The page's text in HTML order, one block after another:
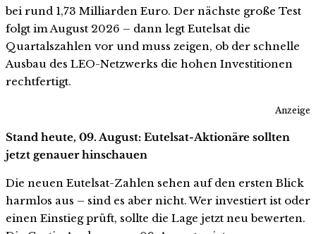
bei rund 1,73 Milliarden Euro. Der nächste große Test
folgt im August 2026 – dann legt Eutelsat die
Quartalszahlen vor und muss zeigen, ob der schnelle
Ausbau des LEO-Netzwerks die hohen Investitionen
rechtfertigt.
Anzeige
Stand heute, 09. August: Eutelsat-Aktionäre sollten
jetzt genauer hinschauen
Die neuen Eutelsat-Zahlen sehen auf den ersten Blick
harmlos aus – sind es aber nicht. Wer investiert ist oder
einen Einstieg prüft, sollte die Lage jetzt neu bewerten.